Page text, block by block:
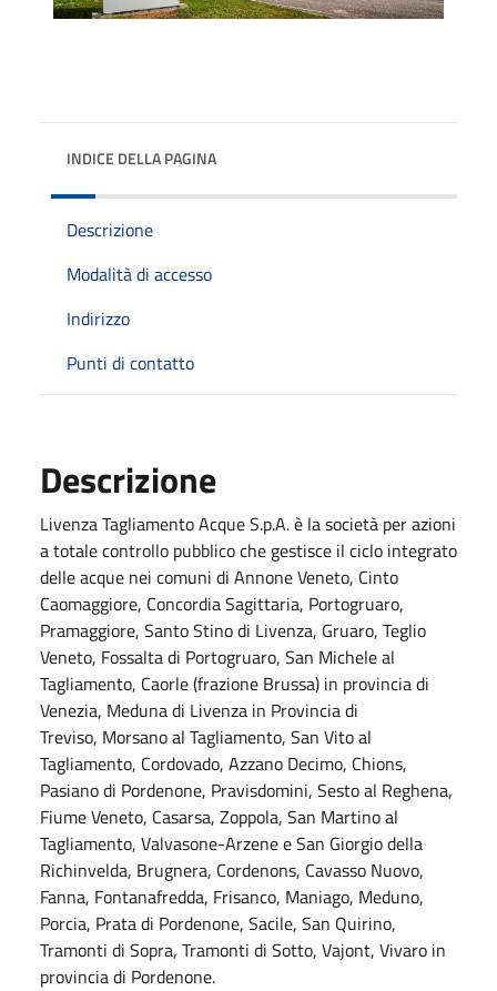
INDICE DELLA PAGINA
Descrizione
Modalità di accesso
Indirizzo
Punti di contatto
Descrizione
Livenza Tagliamento Acque S.p.A. è la società per azioni
a totale controllo pubblico che gestisce il ciclo integrato
delle acque nei comuni di Annone Veneto, Cinto
Caomaggiore, Concordia Sagittaria, Portogruaro,
Pramaggiore, Santo Stino di Livenza, Gruaro, Teglio
Veneto, Fossalta di Portogruaro, San Michele al
Tagliamento, Caorle (frazione Brussa) in provincia di
Venezia, Meduna di Livenza in Provincia di
Treviso, Morsano al Tagliamento, San Vito al
Tagliamento, Cordovado, Azzano Decimo, Chions,
Pasiano di Pordenone, Pravisdomini, Sesto al Reghena,
Fiume Veneto, Casarsa, Zoppola, San Martino al
Tagliamento, Valvasone-Arzene e San Giorgio della
Richinvelda, Brugnera, Cordenons, Cavasso Nuovo,
Fanna, Fontanafredda, Frisanco, Maniago, Meduno,
Porcia, Prata di Pordenone, Sacile, San Quirino,
Tramonti di Sopra, Tramonti di Sotto, Vajont, Vivaro in
provincia di Pordenone.